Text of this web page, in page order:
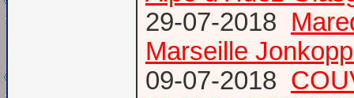
29-07-2018
Marseille
09-07-2018